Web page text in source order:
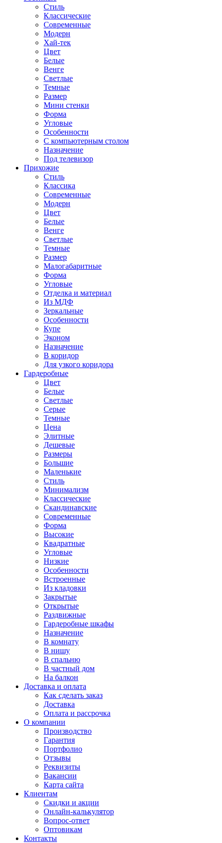
Стиль
Классические
Современные
Модерн
Хай-тек
Цвет
Белые
Венге
Светлые
Темные
Размер
Мини стенки
Форма
Угловые
Особенности
С компьютерным столом
Назначение
Под телевизор
Прихожие
Стиль
Классика
Современные
Модерн
Цвет
Белые
Венге
Светлые
Темные
Размер
Малогабаритные
Форма
Угловые
Отделка и материал
Из МДФ
Зеркальные
Особенности
Купе
Эконом
Назначение
В коридор
Для узкого коридора
Гардеробные
Цвет
Белые
Светлые
Серые
Темные
Цена
Элитные
Дешевые
Размеры
Большие
Маленькие
Стиль
Минимализм
Классические
Скандинавские
Современные
Форма
Высокие
Квадратные
Угловые
Низкие
Особенности
Встроенные
Из кладовки
Закрытые
Открытые
Раздвижные
Гардеробные шкафы
Назначение
В комнату
В нишу
В спальню
В частный дом
На балкон
Доставка и оплата
Как сделать заказ
Доставка
Оплата и рассрочка
О компании
Производство
Гарантия
Портфолио
Отзывы
Реквизиты
Вакансии
Карта сайта
Клиентам
Скидки и акции
Онлайн-калькулятор
Вопрос-ответ
Оптовикам
Контакты